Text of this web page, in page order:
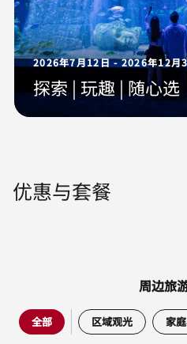
2026年7月12日 - 2026年12月
探索 | 玩趣 | 随心选
优惠与套餐
周边旅
全部 区域观光 家